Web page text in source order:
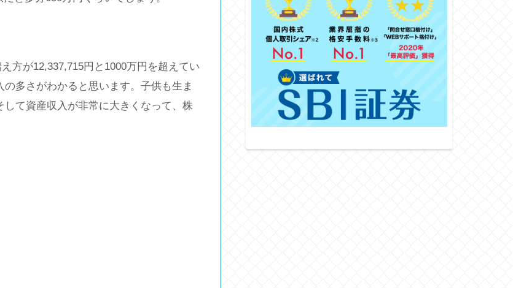
方が12,337,715円と1000万円を超えてい
多さがわかると思います。子供も生ま
て資産収入が非常に大きくなって、株